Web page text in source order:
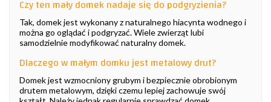
Czy ten mały domek nadaje się do podgryzienia?
Tak, domek jest wykonany z naturalnego hiacynta wodnego i
można go oglądać i podgryzać. Wiele zwierząt lubi
samodzielnie modyfikować naturalny domek.
Dlaczego w małym domku jest metalowy drut?
Domek jest wzmocniony grubym i bezpiecznie obrobionym
drutem metalowym, dzięki czemu lepiej zachowuje swój